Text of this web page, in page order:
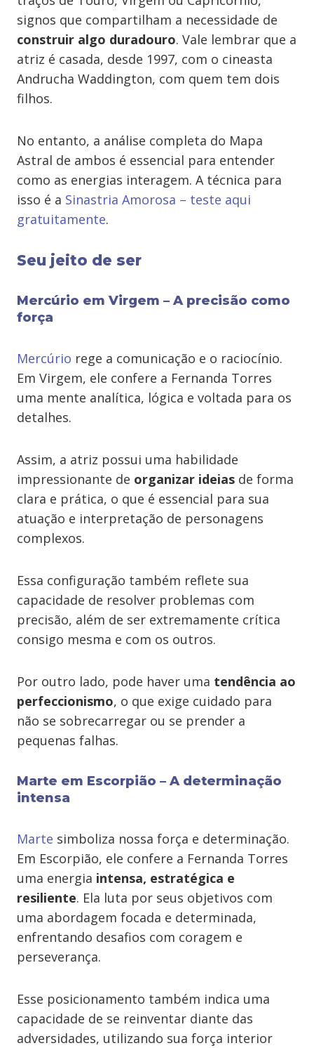
signos que compartilham a necessidade de
construir algo duradouro. Vale lembrar que a
atriz é casada, desde 1997, com o cineasta
Andrucha Waddington, com quem tem dois
filhos.
No entanto, a análise completa do Mapa
Astral de ambos é essencial para entender
como as energias interagem. A técnica para
isso é a Sinastria Amorosa – teste aqui
gratuitamente.
Seu jeito de ser
Mercúrio em Virgem – A precisão como
força
Mercúrio rege a comunicação e o raciocínio.
Em Virgem, ele confere a Fernanda Torres
uma mente analítica, lógica e voltada para os
detalhes.
Assim, a atriz possui uma habilidade
impressionante de organizar ideias de forma
clara e prática, o que é essencial para sua
atuação e interpretação de personagens
complexos.
Essa configuração também reflete sua
capacidade de resolver problemas com
precisão, além de ser extremamente crítica
consigo mesma e com os outros.
Por outro lado, pode haver uma tendência ao
perfeccionismo, o que exige cuidado para
não se sobrecarregar ou se prender a
pequenas falhas.
Marte em Escorpião – A determinação
intensa
Marte simboliza nossa força e determinação.
Em Escorpião, ele confere a Fernanda Torres
uma energia intensa, estratégica e
resiliente. Ela luta por seus objetivos com
uma abordagem focada e determinada,
enfrentando desafios com coragem e
perseverança.
Esse posicionamento também indica uma
capacidade de se reinventar diante das
adversidades, utilizando sua força interior